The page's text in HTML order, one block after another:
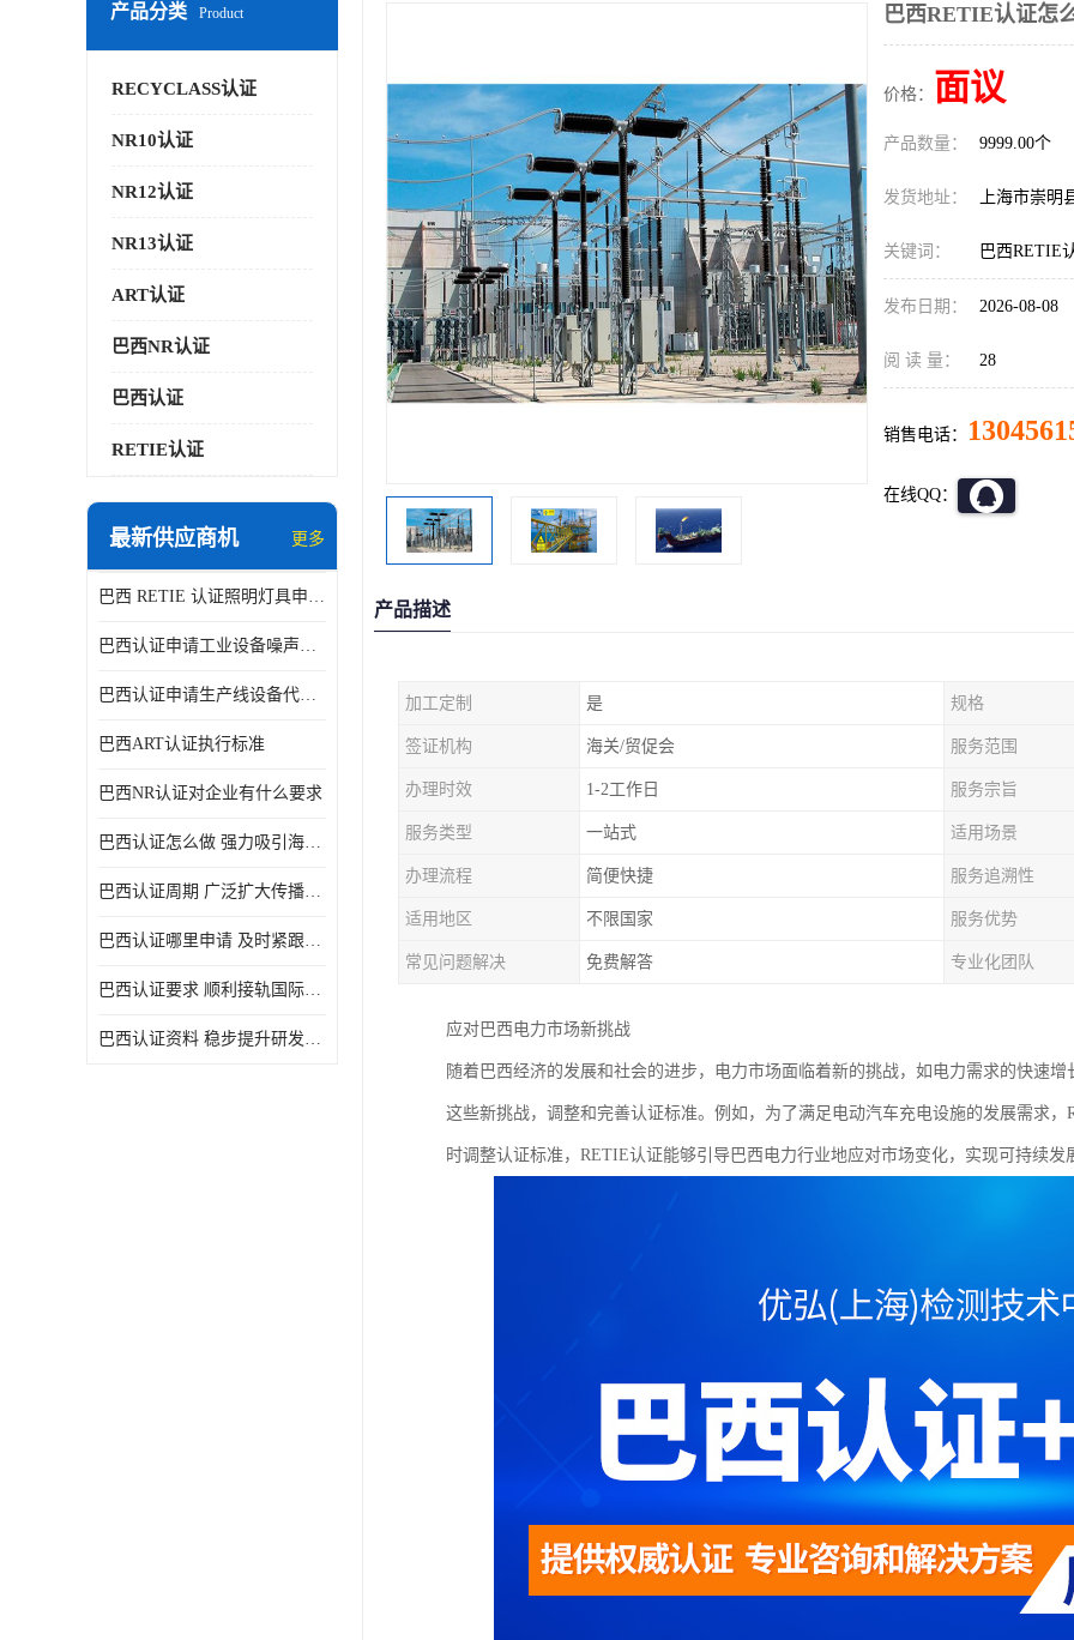
产品分类 Product
RECYCLASS认证
NR10认证
NR12认证
NR13认证
ART认证
巴西NR认证
巴西认证
RETIE认证
最新供应商机 更多
巴西 RETIE 认证照明灯具申请 RETIE 认证
巴西认证申请工业设备噪声控制认证规范
巴西认证申请生产线设备代理机构选择
巴西ART认证执行标准
巴西NR认证对企业有什么要求
巴西认证怎么做 强力吸引海外投资
巴西认证周期 广泛扩大传播范围
巴西认证哪里申请 及时紧跟法规变化
巴西认证要求 顺利接轨国际规范
巴西认证资料 稳步提升研发能力
巴西RETIE认证怎
价格： 面议
产品数量： 9999.00个
发货地址： 上海市崇
关键词： 巴西RETIE
发布日期： 2026-08-08
阅 读 量： 28
销售电话：
在线QQ：
产品描述
加工定制 是 规格
签证机构 海关/贸促会 服务范围
办理时效 1-2工作日 服务宗旨
服务类型 一站式 适用场景
办理流程 简便快捷 服务追溯性
适用地区 不限国家 服务优势
常见问题解决 免费解答 专业化团队
应对巴西电力市场新挑战
随着巴西经济的发展和社会的进步，电力市场面临着新的挑战，如电力需求的快速
这些新挑战，调整和完善认证标准。例如，为了满足电动汽车充电设施的发展需求
时调整认证标准，RETIE认证能够引导巴西电力行业地应对市场变化，实现可持续发